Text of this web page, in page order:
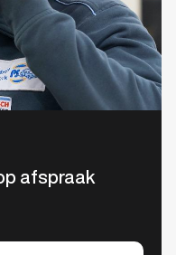
afspraak